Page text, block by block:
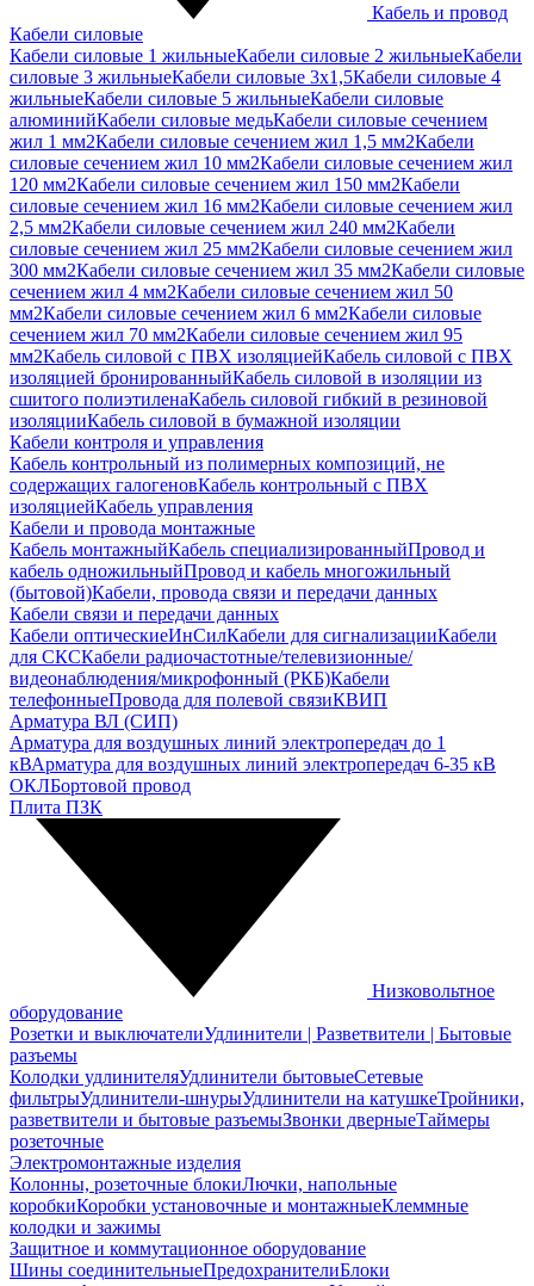
Кабель и провод
Кабели силовые
Кабели силовые 1 жильныеКабели силовые 2 жильныеКабели
силовые 3 жильныеКабели силовые 3х1,5Кабели силовые 4
жильныеКабели силовые 5 жильныеКабели силовые
алюминийКабели силовые медьКабели силовые сечением
жил 1 мм2Кабели силовые сечением жил 1,5 мм2Кабели
силовые сечением жил 10 мм2Кабели силовые сечением жил
120 мм2Кабели силовые сечением жил 150 мм2Кабели
силовые сечением жил 16 мм2Кабели силовые сечением жил
2,5 мм2Кабели силовые сечением жил 240 мм2Кабели
силовые сечением жил 25 мм2Кабели силовые сечением жил
300 мм2Кабели силовые сечением жил 35 мм2Кабели силовые
сечением жил 4 мм2Кабели силовые сечением жил 50
мм2Кабели силовые сечением жил 6 мм2Кабели силовые
сечением жил 70 мм2Кабели силовые сечением жил 95
мм2Кабель силовой с ПВХ изоляциейКабель силовой с ПВХ
изоляцией бронированныйКабель силовой в изоляции из
сшитого полиэтиленаКабель силовой гибкий в резиновой
изоляцииКабель силовой в бумажной изоляции
Кабели контроля и управления
Кабель контрольный из полимерных композиций, не
содержащих галогеновКабель контрольный с ПВХ
изоляциейКабель управления
Кабели и провода монтажные
Кабель монтажныйКабель специализированныйПровод и
кабель одножильныйПровод и кабель многожильный
(бытовой)Кабели, провода связи и передачи данных
Кабели связи и передачи данных
Кабели оптическиеИнСилКабели для сигнализацииКабели
для СКСКабели радиочастотные/телевизионные/
видеонаблюдения/микрофонный (РКБ)Кабели
телефонныеПровода для полевой связиКВИП
Арматура ВЛ (СИП)
Арматура для воздушных линий электропередач до 1
кВАрматура для воздушных линий электропередач 6-35 кВ
ОКЛБортовой провод
Плита ПЗК
Низковольтное
оборудование
Розетки и выключателиУдлинители | Разветвители | Бытовые
разъемы
Колодки удлинителяУдлинители бытовыеСетевые
фильтрыУдлинители-шнурыУдлинители на катушкеТройники,
разветвители и бытовые разъемыЗвонки дверныеТаймеры
розеточные
Электромонтажные изделия
Колонны, розеточные блокиЛючки, напольные
коробкиКоробки установочные и монтажныеКлеммные
колодки и зажимы
Защитное и коммутационное оборудование
Шины соединительныеПредохранителиБлоки